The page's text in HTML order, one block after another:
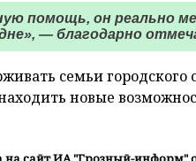
помощь, он реально
— благодарно
семьи городского
новые